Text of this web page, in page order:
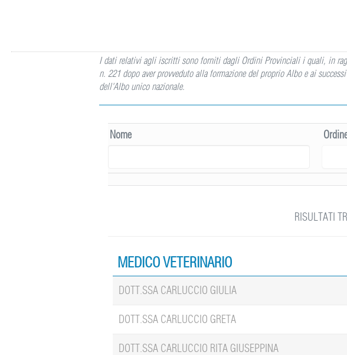
I dati relativi agli iscritti sono forniti dagli Ordini Provinciali i quali, in
n. 221 dopo aver provveduto alla formazione del proprio Albo e ai
dell'Albo unico nazionale.
Nome
RISULTATI
MEDICO VETERINARIO
DOTT.SSA CARLUCCIO GIULIA
DOTT.SSA CARLUCCIO GRETA
DOTT.SSA CARLUCCIO RITA GIUSEPPINA